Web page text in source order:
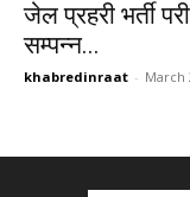
जेल प्रहरी भर्ती
सम्पन्न...
khabredinraat - March